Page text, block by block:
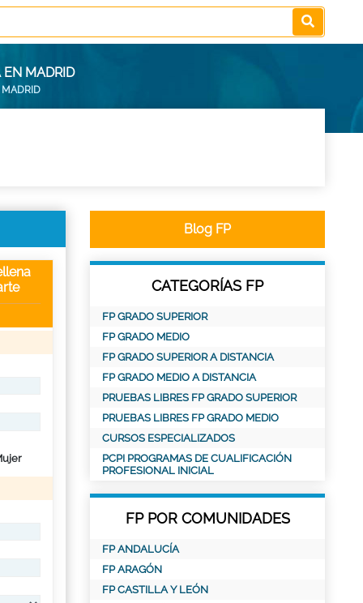
EN MADRID
MADRID
Blog FP
CATEGORÍAS FP
FP GRADO SUPERIOR
FP GRADO MEDIO
FP GRADO SUPERIOR A DISTANCIA
FP GRADO MEDIO A DISTANCIA
PRUEBAS LIBRES FP GRADO SUPERIOR
PRUEBAS LIBRES FP GRADO MEDIO
CURSOS ESPECIALIZADOS
PCPI PROGRAMAS DE CUALIFICACIÓN
PROFESIONAL INICIAL
FP POR COMUNIDADES
FP ANDALUCÍA
FP ARAGÓN
FP CASTILLA Y LEÓN